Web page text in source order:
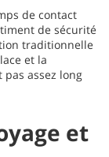
de contact
de sécurité
traditionnelle
et la
pas assez long
et